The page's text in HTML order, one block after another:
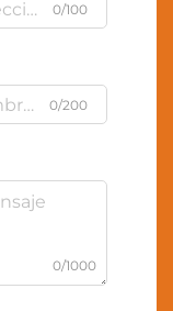
0/100
0/200
0/1000